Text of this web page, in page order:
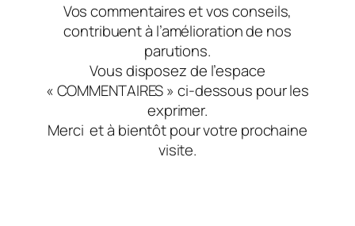
Vos commentaires et vos conseils,
contribuent à l’amélioration de nos
parutions.
Vous disposez de l’espace
« COMMENTAIRES » ci-dessous pour les
exprimer.
Merci et à bientôt pour votre prochaine
visite.